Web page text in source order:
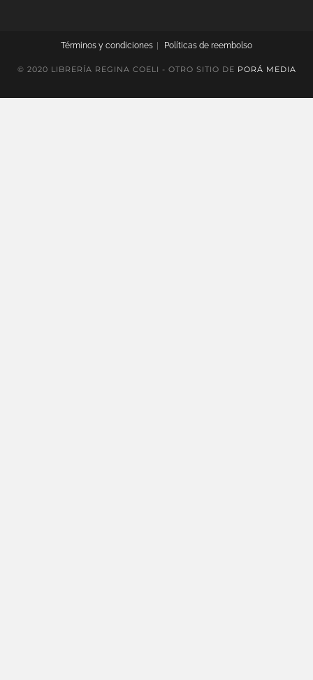
Términos y condiciones Políticas de reembolso
© 2020 LIBRERÍA REGINA COELI - OTRO SITIO DE PORÁ MEDIA